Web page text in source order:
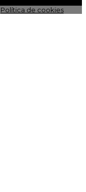
Política de cookies